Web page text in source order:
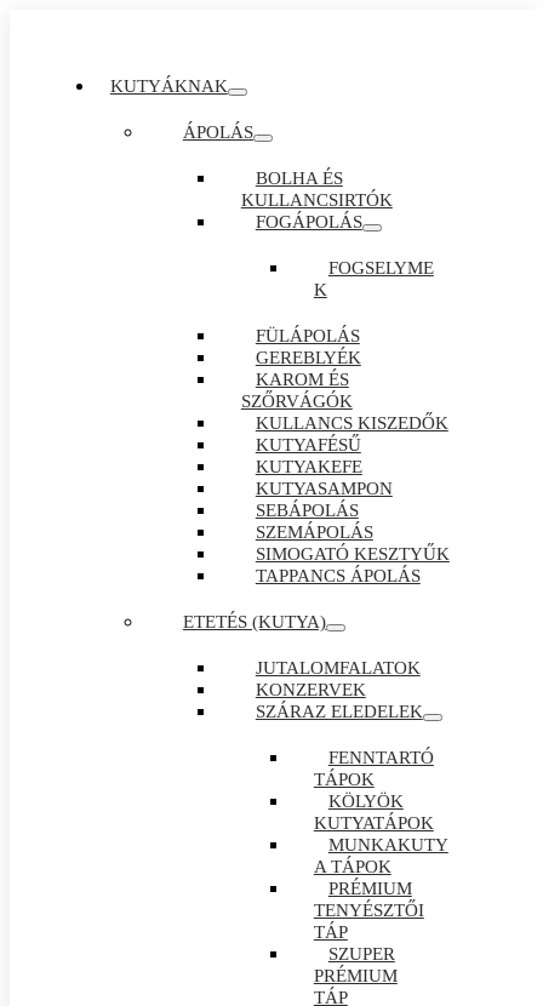
KUTYÁKNAK
ÁPOLÁS
BOLHA ÉS
KULLANCSIRTÓK
FOGÁPOLÁS
FOGSELYME
K
FÜLÁPOLÁS
GEREBLYÉK
KAROM ÉS
SZŐRVÁGÓK
KULLANCS KISZEDŐK
KUTYAFÉSŰ
KUTYAKEFE
KUTYASAMPON
SEBÁPOLÁS
SZEMÁPOLÁS
SIMOGATÓ KESZTYŰK
TAPPANCS ÁPOLÁS
ETETÉS (KUTYA)
JUTALOMFALATOK
KONZERVEK
SZÁRAZ ELEDELEK
FENNTARTÓ
TÁPOK
KÖLYÖK
KUTYATÁPOK
MUNKAKUTY
A TÁPOK
PRÉMIUM
TENYÉSZTŐI
TÁP
SZUPER
PRÉMIUM
TÁP